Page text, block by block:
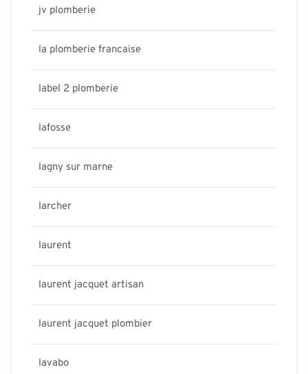
jv plomberie
la plomberie francaise
label 2 plomberie
lafosse
lagny sur marne
larcher
laurent
laurent jacquet artisan
laurent jacquet plombier
lavabo